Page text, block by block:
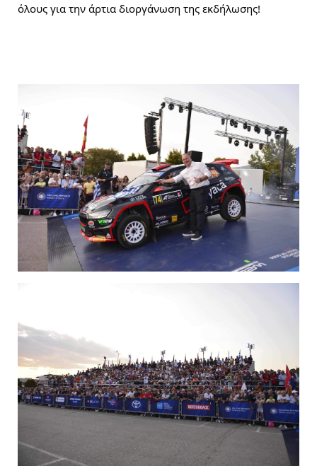
όλους για την άρτια διοργάνωση της εκδήλωσης!